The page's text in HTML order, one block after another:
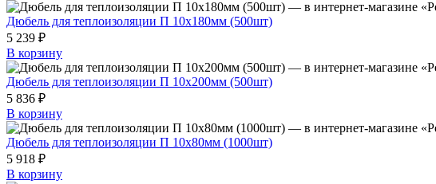
Дюбель для теплоизоляции П 10х180мм (500шт)
5 239 ₽
В корзину
Дюбель для теплоизоляции П 10х200мм (500шт)
5 836 ₽
В корзину
Дюбель для теплоизоляции П 10х80мм (1000шт)
5 918 ₽
В корзину